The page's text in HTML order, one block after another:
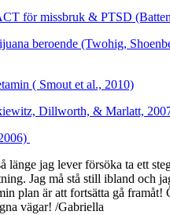
för missbruk & PTSD
beroende (Twohig,
( Smout et al., 2010)
Dillworth, & Marlatt,
länge jag lever försöka ta ett
Jag må stå still ibland och
plan är att fortsätta gå framåt!
vägar! /Gabriella